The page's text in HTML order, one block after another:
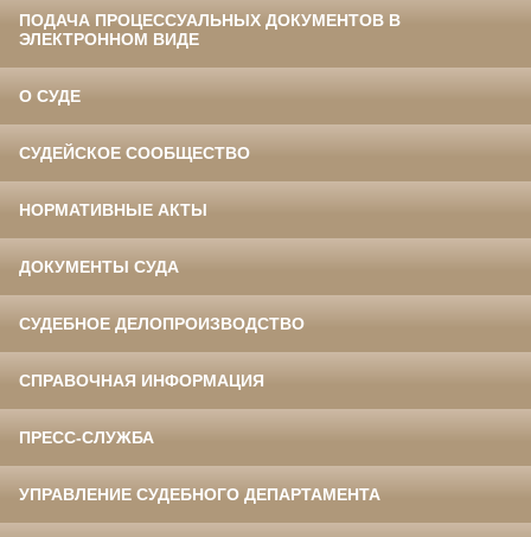
ПОДАЧА ПРОЦЕССУАЛЬНЫХ ДОКУМЕНТОВ В
ЭЛЕКТРОННОМ ВИДЕ
О СУДЕ
СУДЕЙСКОЕ СООБЩЕСТВО
НОРМАТИВНЫЕ АКТЫ
ДОКУМЕНТЫ СУДА
СУДЕБНОЕ ДЕЛОПРОИЗВОДСТВО
СПРАВОЧНАЯ ИНФОРМАЦИЯ
ПРЕСС-СЛУЖБА
УПРАВЛЕНИЕ СУДЕБНОГО ДЕПАРТАМЕНТА